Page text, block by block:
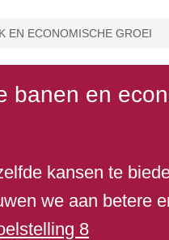
EN ECONOMISCHE GROEI
banen en
kansen te
we aan betere
8